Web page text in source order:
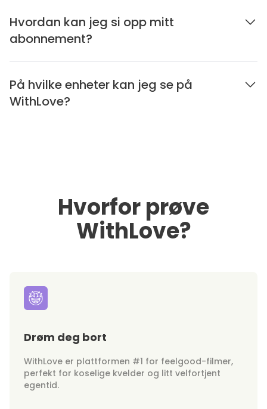
Hvordan kan jeg si opp mitt
abonnement?
På hvilke enheter kan jeg se på
WithLove?
Hvorfor prøve
WithLove?
Drøm deg bort
WithLove er plattformen #1 for feelgood-filmer,
perfekt for koselige kvelder og litt velfortjent
egentid.